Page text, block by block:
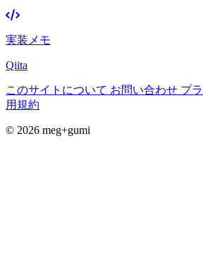
実装メモ
Qiita
このサイトについて お問い合わせ プ
用規約
© 2026 meg+gumi